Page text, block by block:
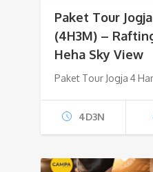
Paket Tour
(4H3M) –
Heha Sky View
Paket Tour Jogja 4
4D3N